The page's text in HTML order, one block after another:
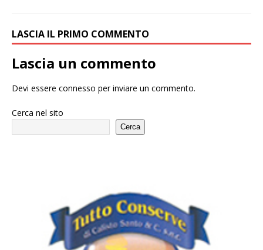
LASCIA IL PRIMO COMMENTO
Lascia un commento
Devi essere connesso per inviare un commento.
Cerca nel sito
Cerca